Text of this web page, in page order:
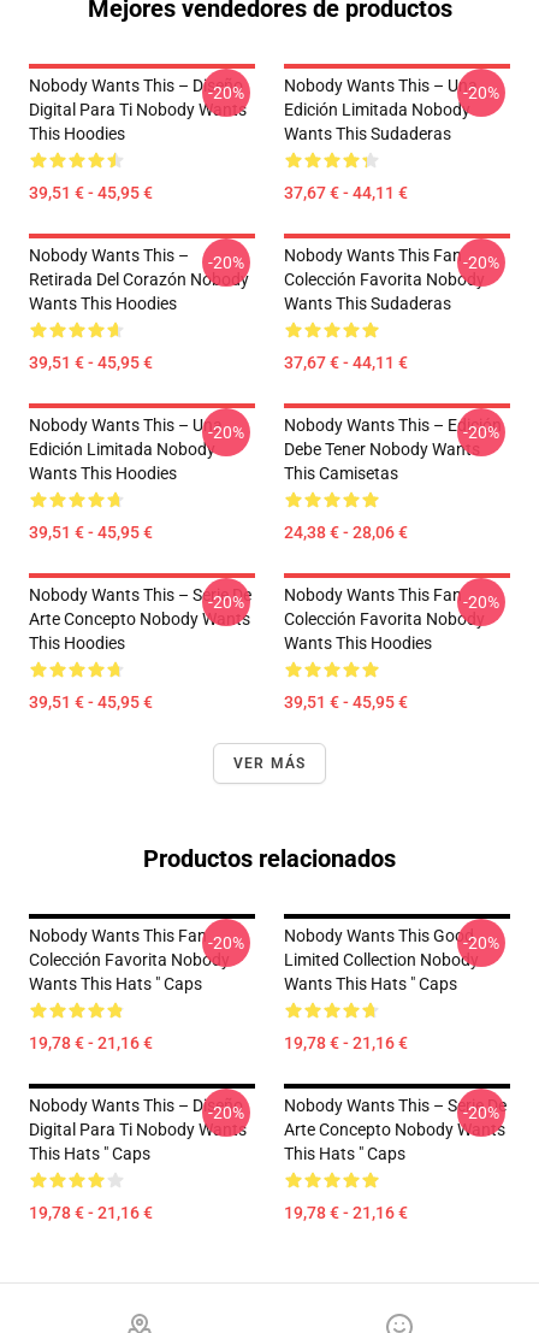
Mejores vendedores de productos
Nobody Wants This – Diseño
Digital Para Ti Nobody Wants
This Hoodies
39,51 € - 45,95 €
-20%
Nobody Wants This – Una
Edición Limitada Nobody
Wants This Sudaderas
37,67 € - 44,11 €
-20%
Nobody Wants This –
Retirada Del Corazón Nobody
Wants This Hoodies
39,51 € - 45,95 €
-20%
Nobody Wants This Fan
Colección Favorita Nobody
Wants This Sudaderas
37,67 € - 44,11 €
-20%
Nobody Wants This – Una
Edición Limitada Nobody
Wants This Hoodies
39,51 € - 45,95 €
-20%
Nobody Wants This – Edición
Debe Tener Nobody Wants
This Camisetas
24,38 € - 28,06 €
-20%
Nobody Wants This – Serie De
Arte Concepto Nobody Wants
This Hoodies
39,51 € - 45,95 €
-20%
Nobody Wants This Fan
Colección Favorita Nobody
Wants This Hoodies
39,51 € - 45,95 €
-20%
VER MÁS
Productos relacionados
Nobody Wants This Fan
Colección Favorita Nobody
Wants This Hats " Caps
19,78 € - 21,16 €
-20%
Nobody Wants This Good
Limited Collection Nobody
Wants This Hats " Caps
19,78 € - 21,16 €
-20%
Nobody Wants This – Diseño
Digital Para Ti Nobody Wants
This Hats " Caps
19,78 € - 21,16 €
-20%
Nobody Wants This – Serie De
Arte Concepto Nobody Wants
This Hats " Caps
19,78 € - 21,16 €
-20%